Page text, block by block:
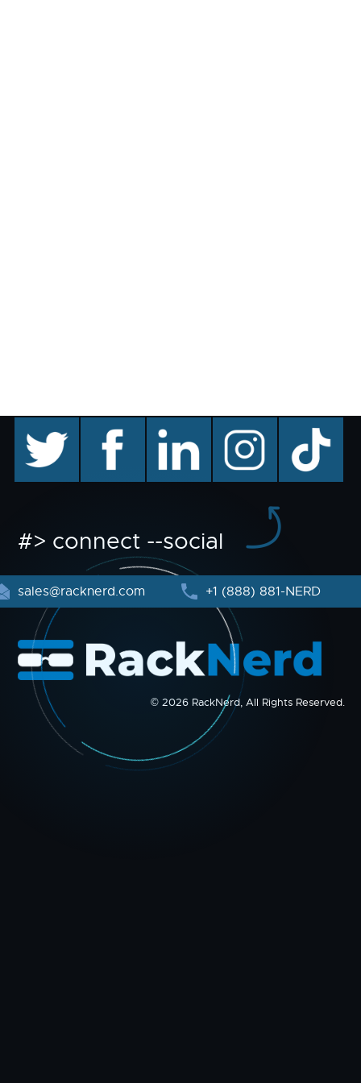
facebook linkedin instagram TikTok
#> connect --social
sales@racknerd.com +1 (888) 881-NERD
© 2026 RackNerd, All Rights Reserved.